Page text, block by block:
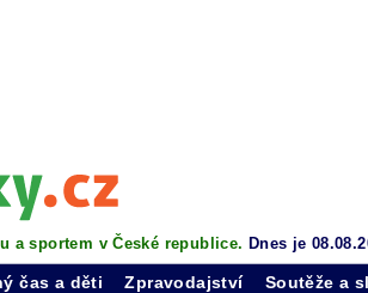
a sportem v České republice. Dnes je
čas a děti Zpravodajství Soutěže a